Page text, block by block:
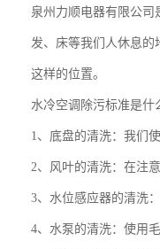
泉州力顺电器有限公
发、床等我们人休息的
这样的位置。
水冷空调除污标准是什
1、底盘的清洗：我们
2、风叶的清洗：在注
3、水位感应器的清洗
4、水泵的清洗：使用